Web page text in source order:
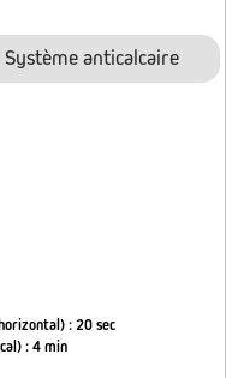
Système anticalcaire
: 20 sec
: 4 min